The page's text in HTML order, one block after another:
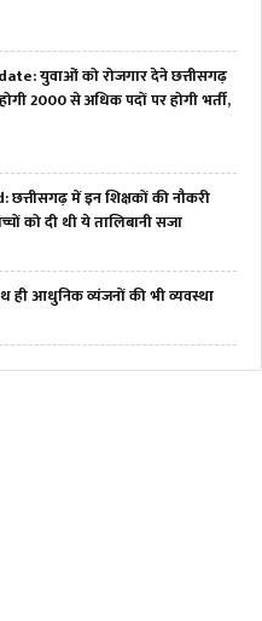
युवाओं को रोजगार देने छत्तीसगढ़
2000 से अधिक पदों पर होगी भर्ती,
में इन शिक्षकों की नौकरी
को दी थी ये तालिबानी सजा
ही आधुनिक व्यंजनों की भी व्यवस्था